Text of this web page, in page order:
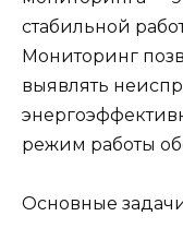
стабильной
Мониторинг
выявлять
режим работы
Основные